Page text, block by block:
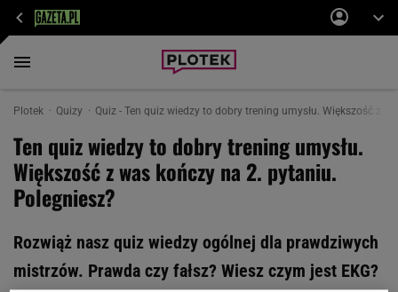
Plotek Quizy Quiz - Ten quiz wiedzy to dobry trening umysłu. Większość z
Ten quiz wiedzy to dobry trening umysłu.
Większość z was kończy na 2. pytaniu.
Polegniesz?
Rozwiąż nasz quiz wiedzy ogólnej dla prawdziwych
mistrzów. Prawda czy fałsz? Wiesz czym jest EKG?